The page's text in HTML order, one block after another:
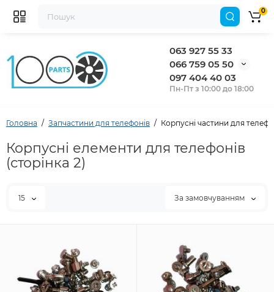
063 927 55 33
066 759 05 50
097 404 40 03
Пн-Пт з 10:00 до 18:00
0
Головна Запчастини для телефонів Корпусні частини для
Корпусні елементи для телефонів
(сторінка 2)
15 За замовчуванням